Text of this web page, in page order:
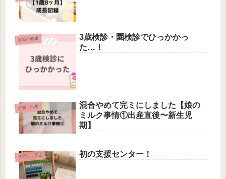
家族の健康
3歳検診・園検診でひっかかっ
た…！
妊娠・出産
混合やめて完ミにしました【娘の
ミルク事情①出産直後〜新生児
期】
子育て・育児 初の支援センター！